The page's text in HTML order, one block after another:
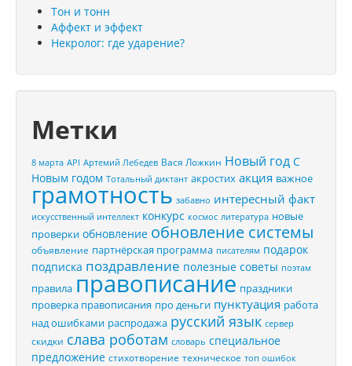
Тон и тонн
Аффект и эффект
Некролог: где ударение?
Метки
8 марта API Артемий Лебедев Вася Ложкин Новый год С
Новым годом Тотальный диктант акростих акция важное
грамотность забавно интересный факт
искусственный интеллект конкурс космос литература новые
проверки обновление обновление системы
объявление партнёрская программа писателям подарок
подписка поздравление полезные советы поэтам
правила правописание праздники
проверка правописания про деньги пунктуация работа
над ошибками распродажа русский язык сервер
скидки слава роботам словарь специальное
предложение стихотворение техническое топ ошибок